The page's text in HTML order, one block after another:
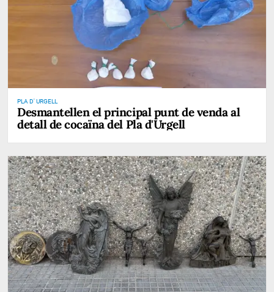
PLA D' URGELL
Desmantellen el principal punt de venda al
detall de cocaïna del Pla d'Urgell